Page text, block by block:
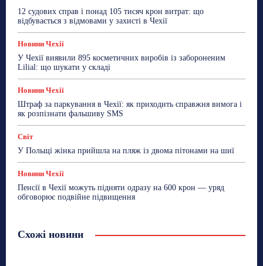
12 судових справ і понад 105 тисяч крон витрат: що
відбувається з відмовами у захисті в Чехії
Новини Чехії
У Чехії виявили 895 косметичних виробів із забороненим
Lilial: що шукати у складі
Новини Чехії
Штраф за паркування в Чехії: як приходить справжня вимога і
як розпізнати фальшиву SMS
Світ
У Польщі жінка прийшла на пляж із двома пітонами на шиї
Новини Чехії
Пенсії в Чехії можуть підняти одразу на 600 крон — уряд
обговорює подвійне підвищення
Схожі новини